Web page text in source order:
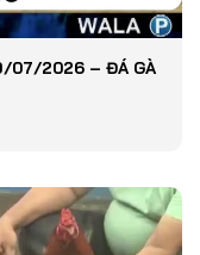
07/2026 – ĐÁ GÀ